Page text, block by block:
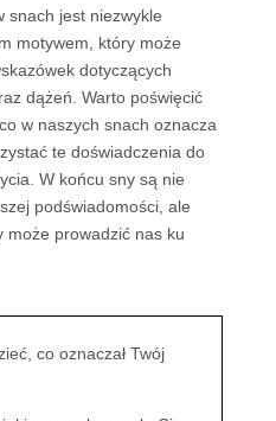
snach jest niezwykle
motywem, który może
dotyczących
dążeń. Warto poświęcić
w naszych snach oznacza
te doświadczenia do
W końcu sny są nie
podświadomości, ale
może prowadzić nas ku
co oznaczał Twój